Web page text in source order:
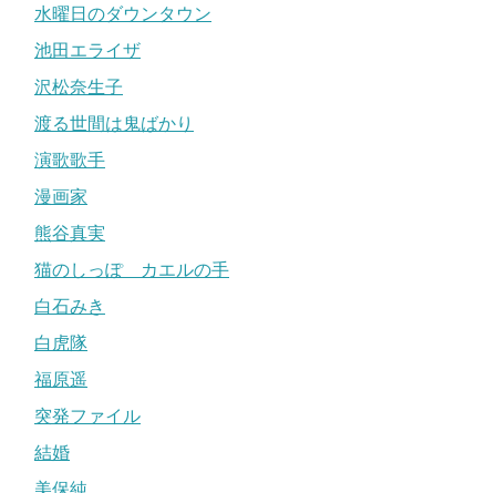
水曜日のダウンタウン
池田エライザ
沢松奈生子
渡る世間は鬼ばかり
演歌歌手
漫画家
熊谷真実
猫のしっぽ カエルの手
白石みき
白虎隊
福原遥
突発ファイル
結婚
美保純